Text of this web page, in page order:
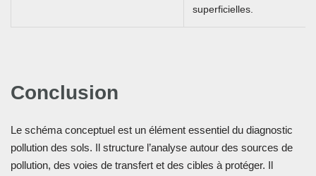
superficielles.
Conclusion
Le schéma conceptuel est un élément essentiel du diagnostic
pollution des sols. Il structure l’analyse autour des sources de
pollution, des voies de transfert et des cibles à protéger. Il